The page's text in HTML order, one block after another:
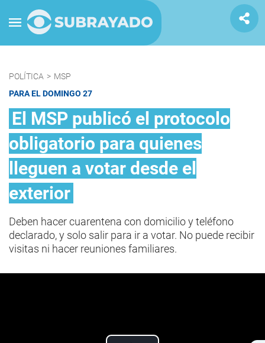
POLÍTICA > MSP
PARA EL DOMINGO 27
El MSP publicó el protocolo
obligatorio para quienes
lleguen a votar desde el
exterior
Deben hacer cuarentena con domicilio y teléfono
declarado, y solo salir para ir a votar. No puede recibir
visitas ni hacer reuniones familiares.